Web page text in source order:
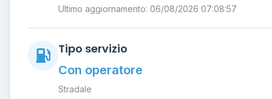
Ultimo aggiornamento: 06/08/2026 07:08:57
Tipo servizio
Con operatore
Stradale